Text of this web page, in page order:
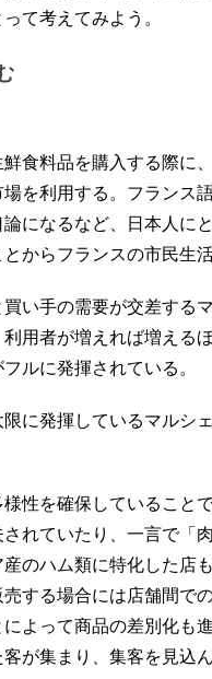
て考えてみよう。
食料品を購入する際に
を利用する。フランス
になるなど、日本人に
からフランスの市民生
い手の需要が交差する
用者が増えれば増える
ルに発揮されている。
に発揮しているマルシ
性を確保していること
れていたり、一言で「
のハム類に特化した店
する場合には店舗間で
よって商品の差別化も
が集まり、集客を見込